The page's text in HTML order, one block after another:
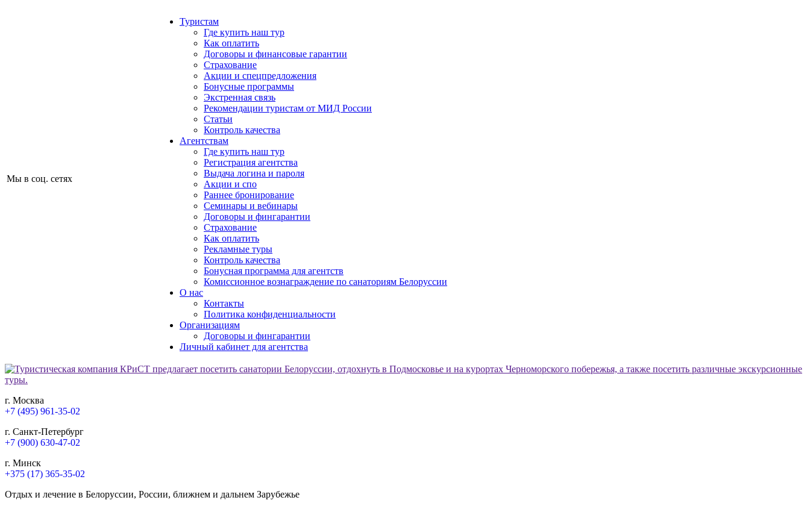
Мы в соц. сетях
Туристам
Где купить наш тур
Как оплатить
Договоры и финансовые гарантии
Страхование
Акции и спецпредложения
Бонусные программы
Экстренная связь
Рекомендации туристам от МИД России
Статьи
Контроль качества
Агентствам
Где купить наш тур
Регистрация агентства
Выдача логина и пароля
Акции и спо
Раннее бронирование
Семинары и вебинары
Договоры и фингарантии
Страхование
Как оплатить
Рекламные туры
Контроль качества
Бонусная программа для агентств
Комиссионное вознаграждение по санаториям Белоруссии
О нас
Контакты
Политика конфиденциальности
Организациям
Договоры и фингарантии
Личный кабинет для агентства
г. Москва
+7 (495) 961-35-02
г. Санкт-Петербург
+7 (900) 630-47-02
г. Минск
+375 (17) 365-35-02
Отдых и лечение в Белоруссии, России, ближнем и дальнем Зарубежье